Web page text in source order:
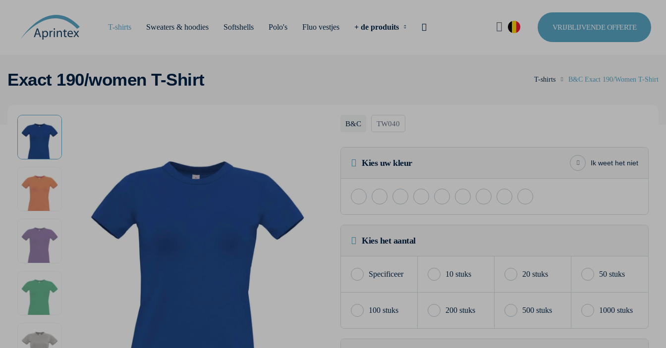
T-shirts Sweaters & hoodies Softshells Polo's Fluo vestjes + de produits VRIJBLIJVENDE OFFERTE
Exact 190/women T-Shirt T-shirts B&C Exact 190/Women T-Shirt
B&C TW040
Kies uw kleur Ik weet het niet
Kies het aantal
10 stuks 20 stuks 50 stuks
100 stuks 200 stuks 500 stuks 1000 stuks